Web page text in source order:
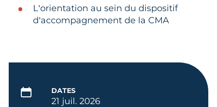
L’orientation au sein du dispositif
d’accompagnement de la CMA
DATES
21 juil. 2026